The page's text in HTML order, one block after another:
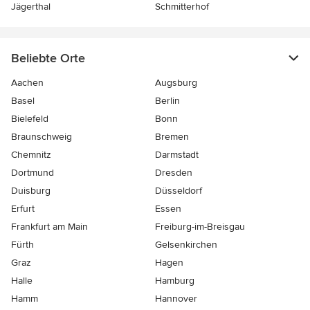
Jägerthal
Schmitterhof
Beliebte Orte
Aachen
Augsburg
Basel
Berlin
Bielefeld
Bonn
Braunschweig
Bremen
Chemnitz
Darmstadt
Dortmund
Dresden
Duisburg
Düsseldorf
Erfurt
Essen
Frankfurt am Main
Freiburg-im-Breisgau
Fürth
Gelsenkirchen
Graz
Hagen
Halle
Hamburg
Hamm
Hannover